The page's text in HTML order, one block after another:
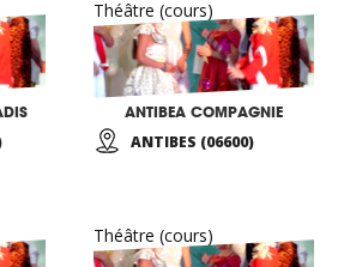
Théâtre (cours)
ANTIBEA COMPAGNIE
ANTIBES (06600)
Théâtre (cours)